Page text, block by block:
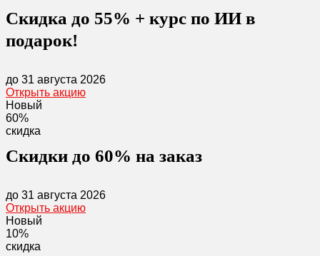
Скидка до 55% + курс по ИИ в
подарок!
до 31 августа 2026
Открыть акцию
Новый
60%
скидка
Скидки до 60% на заказ
до 31 августа 2026
Открыть акцию
Новый
10%
скидка